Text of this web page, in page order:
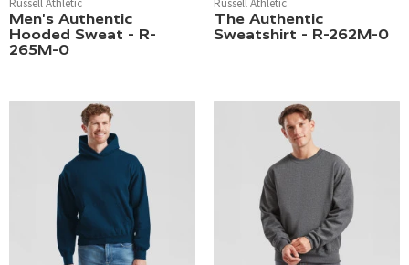
Men's Authentic
Hooded Sweat - R-
265M-0
The Authentic
Sweatshirt - R-262M-0